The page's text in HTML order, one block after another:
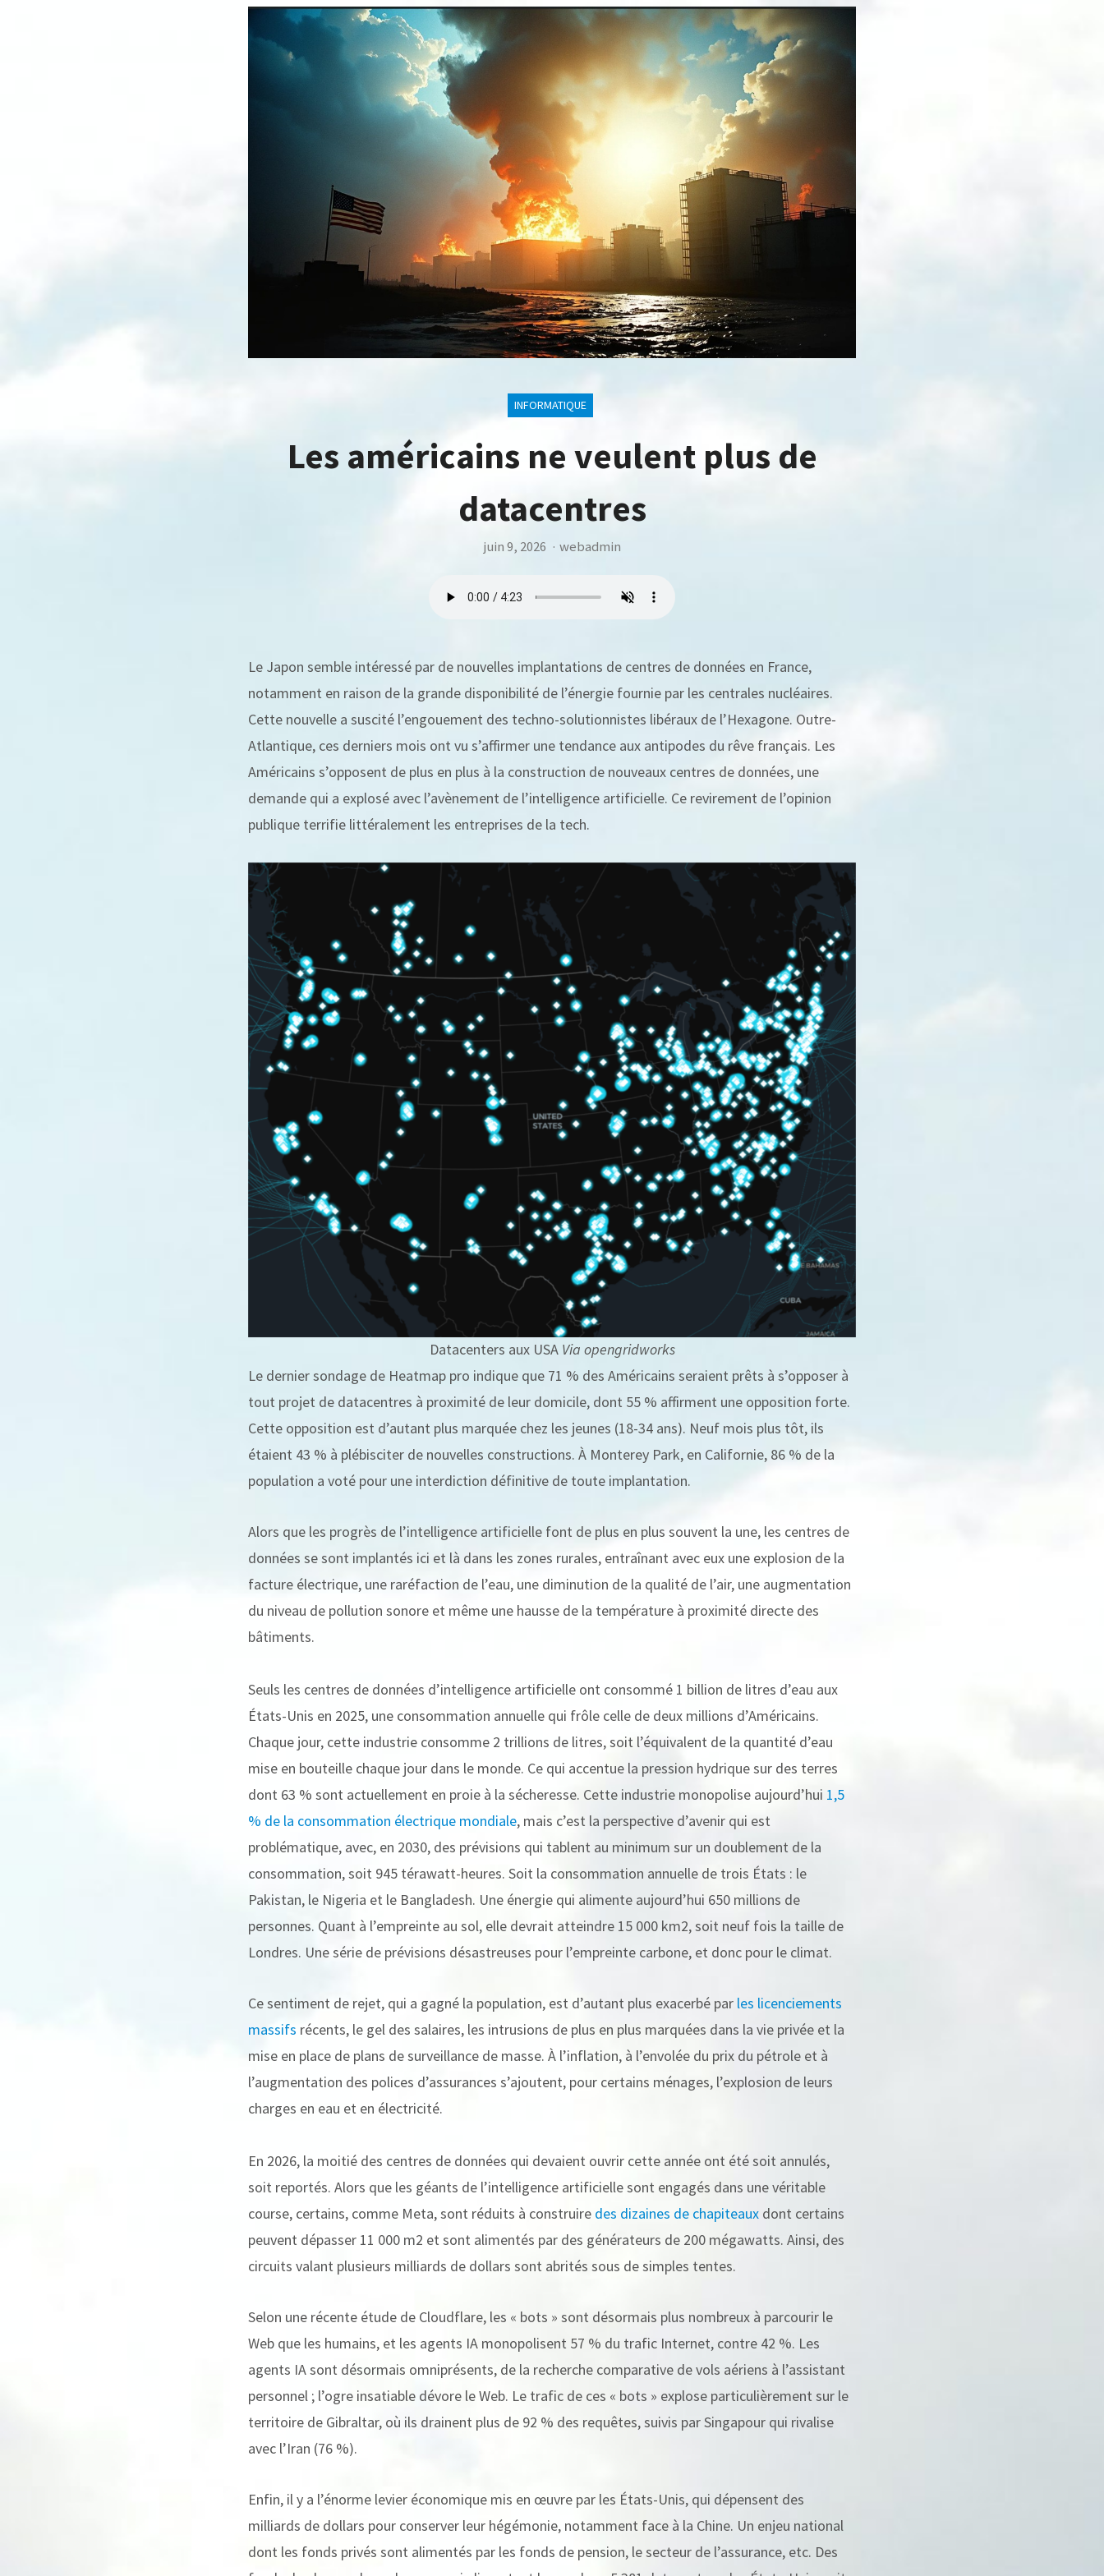
INFORMATIQUE
Les américains ne veulent plus de
datacentres
juin 9, 2026 · webadmin
Le Japon semble intéressé par de nouvelles implantations de centres de données en France,
notamment en raison de la grande disponibilité de l’énergie fournie par les centrales nucléaires.
Cette nouvelle a suscité l’engouement des techno-solutionnistes libéraux de l’Hexagone. Outre-
Atlantique, ces derniers mois ont vu s’affirmer une tendance aux antipodes du rêve français. Les
Américains s’opposent de plus en plus à la construction de nouveaux centres de données, une
demande qui a explosé avec l’avènement de l’intelligence artificielle. Ce revirement de l’opinion
publique terrifie littéralement les entreprises de la tech.
Datacenters aux USA Via opengridworks
Le dernier sondage de Heatmap pro indique que 71 % des Américains seraient prêts à s’opposer à
tout projet de datacentres à proximité de leur domicile, dont 55 % affirment une opposition forte.
Cette opposition est d’autant plus marquée chez les jeunes (18-34 ans). Neuf mois plus tôt, ils
étaient 43 % à plébisciter de nouvelles constructions. À Monterey Park, en Californie, 86 % de la
population a voté pour une interdiction définitive de toute implantation.
Alors que les progrès de l’intelligence artificielle font de plus en plus souvent la une, les centres de
données se sont implantés ici et là dans les zones rurales, entraînant avec eux une explosion de la
facture électrique, une raréfaction de l’eau, une diminution de la qualité de l’air, une augmentation
du niveau de pollution sonore et même une hausse de la température à proximité directe des
bâtiments.
Seuls les centres de données d’intelligence artificielle ont consommé 1 billion de litres d’eau aux
États-Unis en 2025, une consommation annuelle qui frôle celle de deux millions d’Américains.
Chaque jour, cette industrie consomme 2 trillions de litres, soit l’équivalent de la quantité d’eau
mise en bouteille chaque jour dans le monde. Ce qui accentue la pression hydrique sur des terres
dont 63 % sont actuellement en proie à la sécheresse. Cette industrie monopolise aujourd’hui 1,5
% de la consommation électrique mondiale, mais c’est la perspective d’avenir qui est
problématique, avec, en 2030, des prévisions qui tablent au minimum sur un doublement de la
consommation, soit 945 térawatt-heures. Soit la consommation annuelle de trois États : le
Pakistan, le Nigeria et le Bangladesh. Une énergie qui alimente aujourd’hui 650 millions de
personnes. Quant à l’empreinte au sol, elle devrait atteindre 15 000 km2, soit neuf fois la taille de
Londres. Une série de prévisions désastreuses pour l’empreinte carbone, et donc pour le climat.
Ce sentiment de rejet, qui a gagné la population, est d’autant plus exacerbé par les licenciements
massifs récents, le gel des salaires, les intrusions de plus en plus marquées dans la vie privée et la
mise en place de plans de surveillance de masse. À l’inflation, à l’envolée du prix du pétrole et à
l’augmentation des polices d’assurances s’ajoutent, pour certains ménages, l’explosion de leurs
charges en eau et en électricité.
En 2026, la moitié des centres de données qui devaient ouvrir cette année ont été soit annulés,
soit reportés. Alors que les géants de l’intelligence artificielle sont engagés dans une véritable
course, certains, comme Meta, sont réduits à construire des dizaines de chapiteaux dont certains
peuvent dépasser 11 000 m2 et sont alimentés par des générateurs de 200 mégawatts. Ainsi, des
circuits valant plusieurs milliards de dollars sont abrités sous de simples tentes.
Selon une récente étude de Cloudflare, les « bots » sont désormais plus nombreux à parcourir le
Web que les humains, et les agents IA monopolisent 57 % du trafic Internet, contre 42 %. Les
agents IA sont désormais omniprésents, de la recherche comparative de vols aériens à l’assistant
personnel ; l’ogre insatiable dévore le Web. Le trafic de ces « bots » explose particulièrement sur le
territoire de Gibraltar, où ils drainent plus de 92 % des requêtes, suivis par Singapour qui rivalise
avec l’Iran (76 %).
Enfin, il y a l’énorme levier économique mis en œuvre par les États-Unis, qui dépensent des
milliards de dollars pour conserver leur hégémonie, notamment face à la Chine. Un enjeu national
dont les fonds privés sont alimentés par les fonds de pension, le secteur de l’assurance, etc. Des